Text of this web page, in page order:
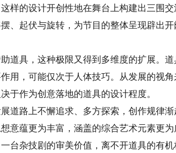
样的设计开创性地在舞台上构建出三围交
、起伏与旋转，为节目的整体呈现辟出
具，这种极限又得到多维度的扩展。道
用，可能仅次于人体技巧。从发展的视
于作为创意落地的道具的设计程度。
路上不懈追求、多方探索，创作规律渐
意蕴更为丰富，涵盖的综合艺术元素更
台杂技剧的审美价值，离不开道具的有